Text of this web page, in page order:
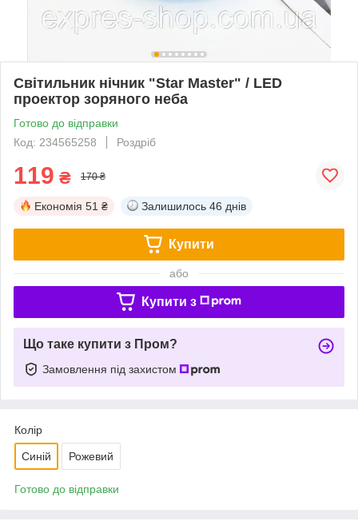
Світильник нічник "Star Master" / LED
проектор зоряного неба
Готово до відправки
Код: 234565258
Роздріб
119 ₴ 170 ₴
Економія 51 ₴ Залишилось 46 днів
Купити
або
Купити з
Що таке купити з Пром?
Замовлення під захистом
Колір
Синій Рожевий
Готово до відправки